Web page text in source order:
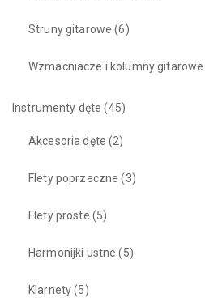
Struny gitarowe (6)
Wzmacniacze i kolumny gitarowe
Instrumenty dęte (45)
Akcesoria dęte (2)
Flety poprzeczne (3)
Flety proste (5)
Harmonijki ustne (5)
Klarnety(5)